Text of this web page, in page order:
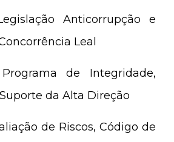
Anticorrupção e
Leal
de Integridade,
da Alta Direção
de Riscos, Código de